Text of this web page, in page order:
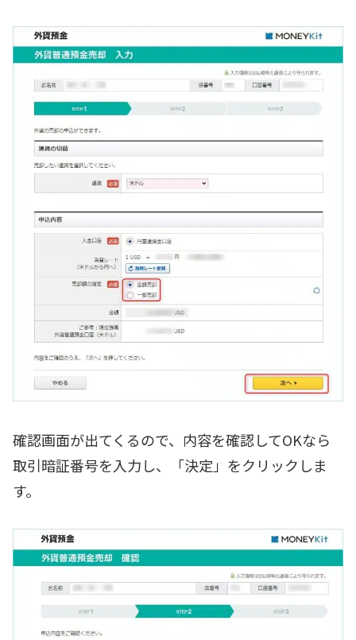
確認画面が出てくるので、内容を確認してOKなら
取引暗証番号を入力し、「決定」をクリックしま
す。